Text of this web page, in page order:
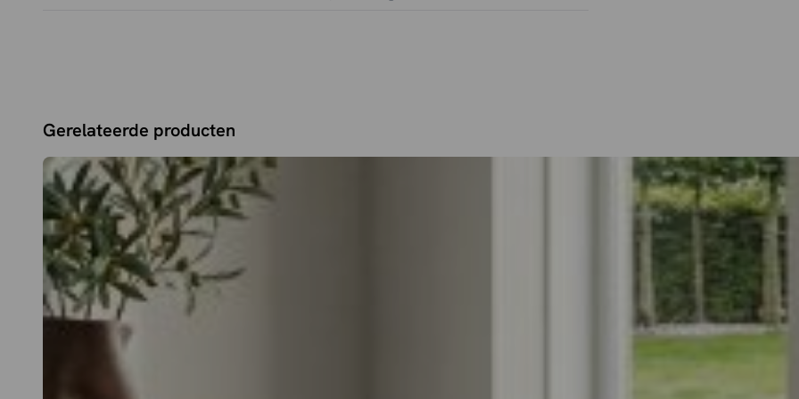
Gerelateerde producten